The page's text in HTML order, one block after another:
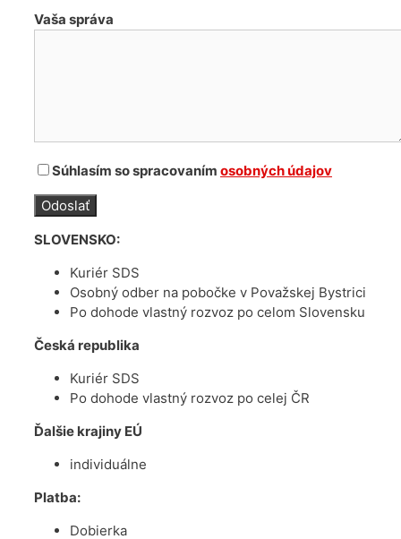
Vaša správa
Súhlasím so spracovaním osobných údajov
SLOVENSKO:
Kuriér SDS
Osobný odber na pobočke v Považskej Bystrici
Po dohode vlastný rozvoz po celom Slovensku
Česká republika
Kuriér SDS
Po dohode vlastný rozvoz po celej ČR
Ďalšie krajiny EÚ
individuálne
Platba:
Dobierka